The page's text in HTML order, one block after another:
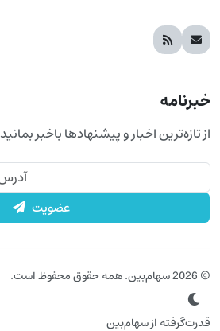
خبرنامه
از تازه‌ترین اخبار و پیشنهادها باخبر بمانید
عضویت
© 2026 سهام‌بین. همه حقوق محفوظ است.
قدرت‌گرفته از سهام‌بین